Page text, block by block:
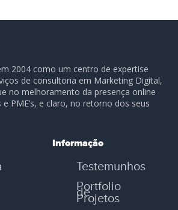
2004 como um centro de expertise
de consultoria em Marketing Digital,
no melhoramento da presença online
PME’s, e claro, no retorno dos seus
Informação
Testemunhos
Portfolio
de
Projetos